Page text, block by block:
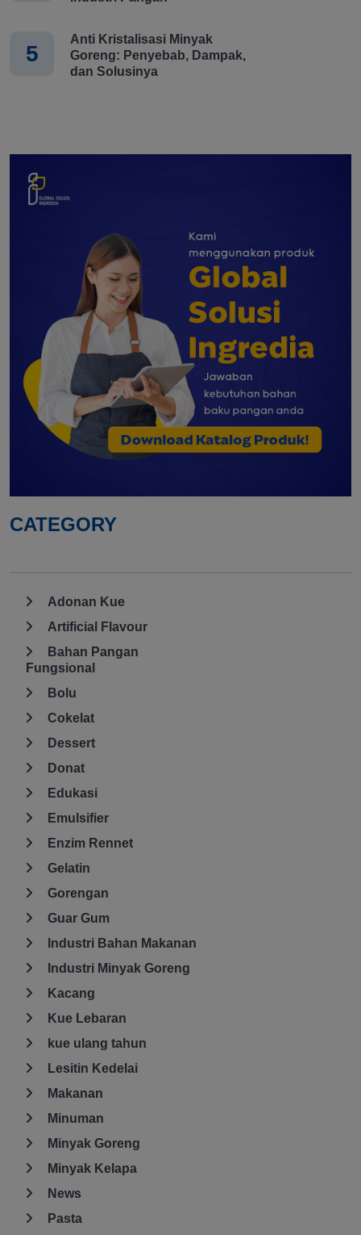
5
Anti Kristalisasi Minyak
Goreng: Penyebab, Dampak,
dan Solusinya
CATEGORY
Adonan Kue
Artificial Flavour
Bahan Pangan
Fungsional
Bolu
Cokelat
Dessert
Donat
Edukasi
Emulsifier
Enzim Rennet
Gelatin
Gorengan
Guar Gum
Industri Bahan Makanan
Industri Minyak Goreng
Kacang
Kue Lebaran
kue ulang tahun
Lesitin Kedelai
Makanan
Minuman
Minyak Goreng
Minyak Kelapa
News
Pasta